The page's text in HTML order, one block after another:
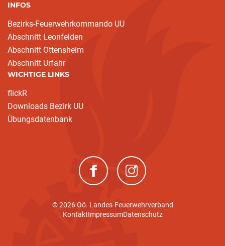
INFOS
Bezirks-Feuerwehrkommando UU
Abschnitt Leonfelden
Abschnitt Ottensheim
Abschnitt Urfahr
WICHTIGE LINKS
flickR
Downloads Bezirk UU
Übungsdatenbank
(neues Fenster)(neues Fenster)
© 2026 Oö. Landes-Feuerwehrverband
KontaktImpressumDatenschutz